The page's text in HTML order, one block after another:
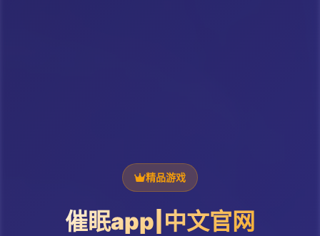
精品游戏
催眠app|中文官网